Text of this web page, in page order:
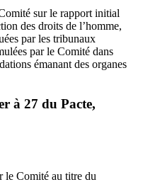
sur le rapport initial
des droits de l’homme,
par les tribunaux
par le Comité dans
émanant des organes
à 27 du Pacte,
le Comité au titre du